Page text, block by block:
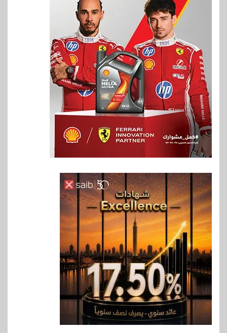
6
بنوك
بنك QNB مصر يعزز جاهزية
المشروعات الصغيرة والمتوسطة
للنمو والتوسع
7 اخبار
فيكسد مصر و”حلول” تتشاركان
في تطوير أول منصة للسياحة
الصحية في مصر والشرق الأوسط
وأفريقيا Tour4Cure